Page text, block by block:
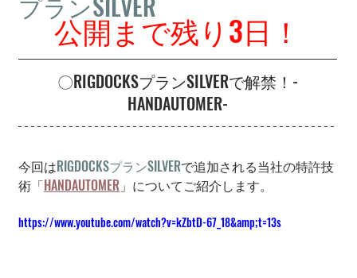
公開まで残り3日！
〇RIGDOCKSプランSILVERで解禁！-
HANDAUTOMER-
今回はRIGDOCKSプランSILVERで追加される当社の特許技
術「HANDAUTOMER 」についてご紹介します。
https://www.youtube.com/watch?v=kZbtD-67_18&amp;t=13s